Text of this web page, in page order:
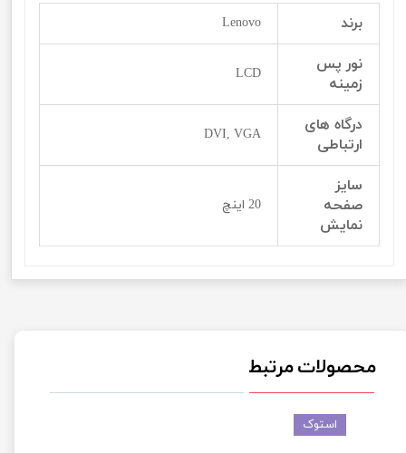
برند Lenovo
نور پس
زمینه
LCD
درگاه های
ارتباطی
DVI, VGA
سایز
صفحه
نمایش
20 اینچ
محصولات مرتبط
استوک